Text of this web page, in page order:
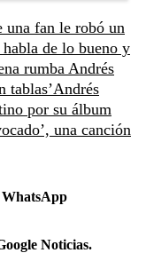
una fan le robó un
de lo bueno y
rumba Andrés
tablas’Andrés
por su álbum
una canción
WhatsApp
Noticias.